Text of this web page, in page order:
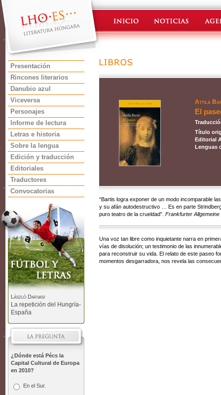
Presentación
Rincones literarios
Danubio azul
Viceversa
Personajes
Informe de lectura
Letras e historia
Sobre la lengua
Edición y traducción
Editoriales
Traductores
Convocatorias
László Darvasi
La repetición del Hungría-
España
¿Dónde está Pécs la
Capital Cultural de Europa
en 2010?
En el Sur.
Attila
El
Título
Editorial
Lenguas
“Bartis logra exponer de un modo incomparable
y su afán autodestructivo … Es en parte
puro teatro de la crueldad”. Frankfurter Allgemeine
Una voz tan libre como inquietante narra en
vías de disolución; un testimonio de las
para reconstruir su vida. El relato de este paseo
momentos desgarradora, nos revela las